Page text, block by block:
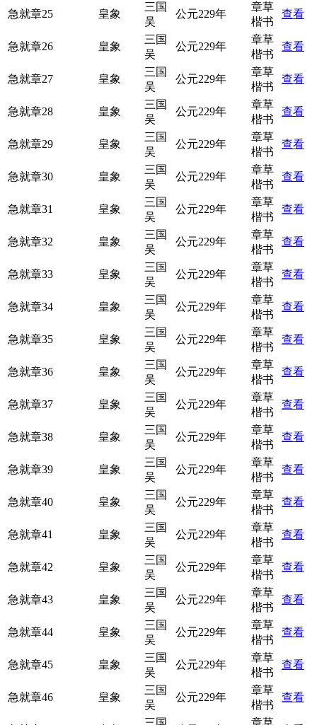
急就章25 皇象
三国
吴
公元229年
章草
楷书
查看
急就章26 皇象
三国
吴
公元229年
章草
楷书
查看
急就章27 皇象
三国
吴
公元229年
章草
楷书
查看
急就章28 皇象
三国
吴
公元229年
章草
楷书
查看
急就章29 皇象
三国
吴
公元229年
章草
楷书
查看
急就章30 皇象
三国
吴
公元229年
章草
楷书
查看
急就章31 皇象
三国
吴
公元229年
章草
楷书
查看
急就章32 皇象
三国
吴
公元229年
章草
楷书
查看
急就章33 皇象
三国
吴
公元229年
章草
楷书
查看
急就章34 皇象
三国
吴
公元229年
章草
楷书
查看
急就章35 皇象
三国
吴
公元229年
章草
楷书
查看
急就章36 皇象
三国
吴
公元229年
章草
楷书
查看
急就章37 皇象
三国
吴
公元229年
章草
楷书
查看
急就章38 皇象
三国
吴
公元229年
章草
楷书
查看
急就章39 皇象
三国
吴
公元229年
章草
楷书
查看
急就章40 皇象
三国
吴
公元229年
章草
楷书
查看
急就章41 皇象
三国
吴
公元229年
章草
楷书
查看
急就章42 皇象
三国
吴
公元229年
章草
楷书
查看
急就章43 皇象
三国
吴
公元229年
章草
楷书
查看
急就章44 皇象
三国
吴
公元229年
章草
楷书
查看
急就章45 皇象
三国
吴
公元229年
章草
楷书
查看
急就章46 皇象
三国
吴
公元229年
章草
楷书
查看
三国 章草